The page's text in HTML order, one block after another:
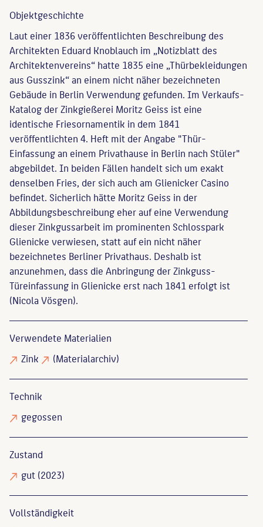
Objekt­geschichte
Laut einer 1836 veröffentlichten Beschreibung des
Architekten Eduard Knoblauch im „Notizblatt des
Architektenvereins“ hatte 1835 eine „Thürbekleidungen
aus Gusszink“ an einem nicht näher bezeichneten
Gebäude in Berlin Verwendung gefunden. Im Verkaufs-
Katalog der Zinkgießerei Moritz Geiss ist eine
identische Friesornamentik in dem 1841
veröffentlichten 4. Heft mit der Angabe "Thür-
Einfassung an einem Privathause in Berlin nach Stüler"
abgebildet. In beiden Fällen handelt sich um exakt
denselben Fries, der sich auch am Glienicker Casino
befindet. Sicherlich hätte Moritz Geiss in der
Abbildungsbeschreibung eher auf eine Verwendung
dieser Zinkgussarbeit im prominenten Schlosspark
Glienicke verwiesen, statt auf ein nicht näher
bezeichnetes Berliner Privathaus. Deshalb ist
anzunehmen, dass die Anbringung der Zinkguss-
Türeinfassung in Glienicke erst nach 1841 erfolgt ist
(Nicola Vösgen).
Verwendete Materialien
Zink
(Materialarchiv)
Technik
gegossen
Zustand
gut(2023)
Vollständigkeit